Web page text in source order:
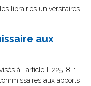
librairies universitaires
aux
à l'article L.225-8-1
aux apports